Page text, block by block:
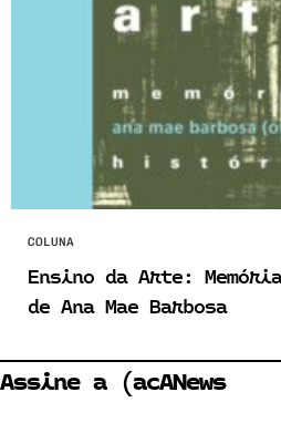
COLUNA
Ensino da Arte:
de Ana Mae Barbosa
Assine a (acANews